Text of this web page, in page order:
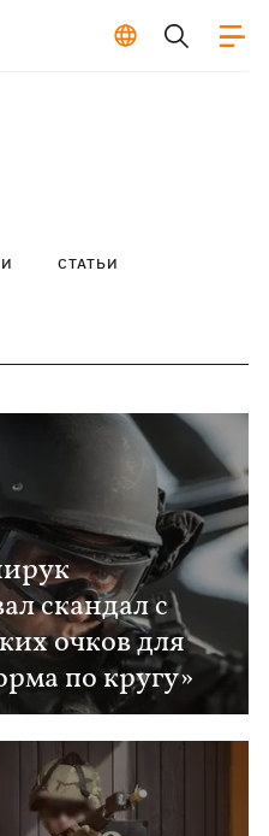
СТАТЬИ
скандал с
очков для
по кругу»